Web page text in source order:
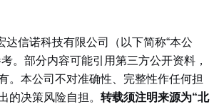
达信诺科技有限公司（以下简称“本公
。部分内容可能引用第三方公开资料，
。本公司不对准确性、完整性作任何担
的决策风险自担。 转载须注明来源为“北